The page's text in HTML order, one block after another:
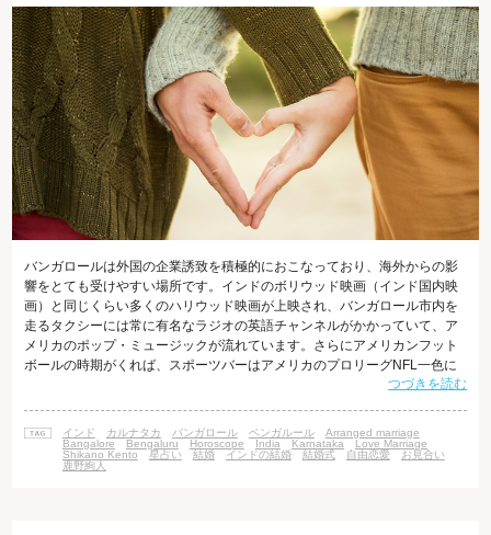
バンガロールは外国の企業誘致を積極的におこなっており、海外からの影
響をとても受けやすい場所です。インドのボリウッド映画（インド国内映
画）と同じくらい多くのハリウッド映画が上映され、バンガロール市内を
走るタクシーには常に有名なラジオの英語チャンネルがかかっていて、ア
メリカのポップ・ミュージックが流れています。さらにアメリカンフット
ボールの時期がくれば、スポーツバーはアメリカのプロリーグNFL一色に
なります。映画や音楽、スポーツの変化と同様に、恋愛の形に関しても、
人の友人知人が教えてくれました。 恋愛と結婚観の昔と今 私の友人たちに
聞いた話です。今20代前後の若者の父母世代の結婚は、ほぼアレンジドマ
リッジ（お見合い結婚）だったそ
つづきを読む
インド カルナタカ バンガロール ベンガルール
Arranged marriage
Bangalore
Bengaluru Horoscope India Karnataka
Love Marriage
Shikano Kento
星占い 結婚 インドの結婚 結婚式 自由恋愛
お見合い
鹿野絢人